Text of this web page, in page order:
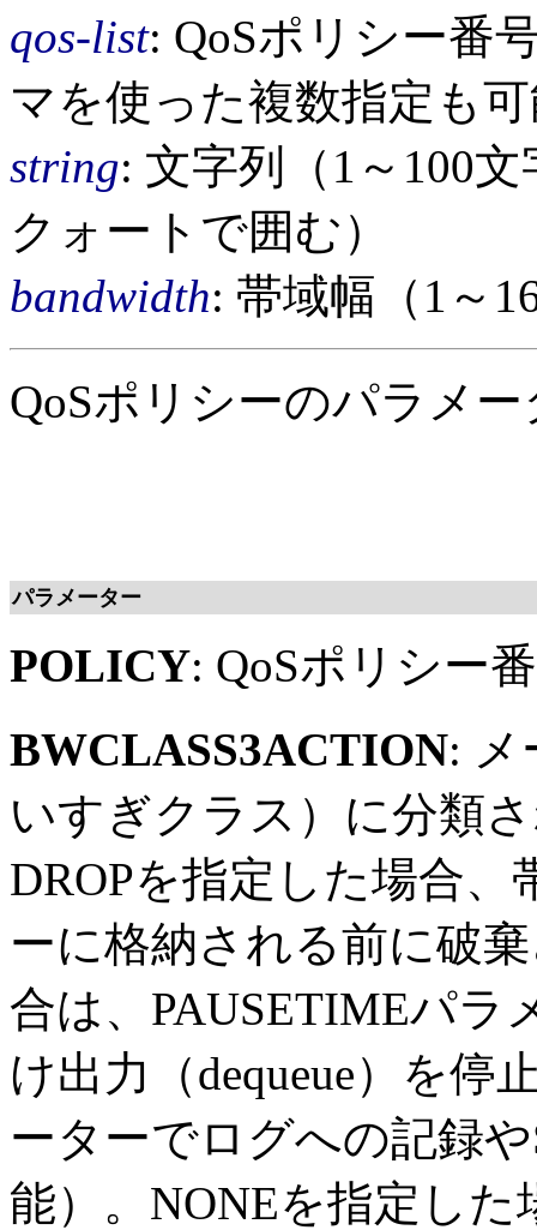
qos-list: QoSポリシー番
マを使った複数指定も
string: 文字列（1～100
クォートで囲む）
bandwidth: 帯域幅（1～
QoSポリシーのパラメ
パラメーター
POLICY: QoSポリシー
BWCLASS3ACTION: メ
いすぎクラス）に分類
DROPを指定した場合
ーに格納される前に破
合は、PAUSETIMEパラ
け出力（dequeue）を停
ーターでログへの記録
能）。NONEを指定し